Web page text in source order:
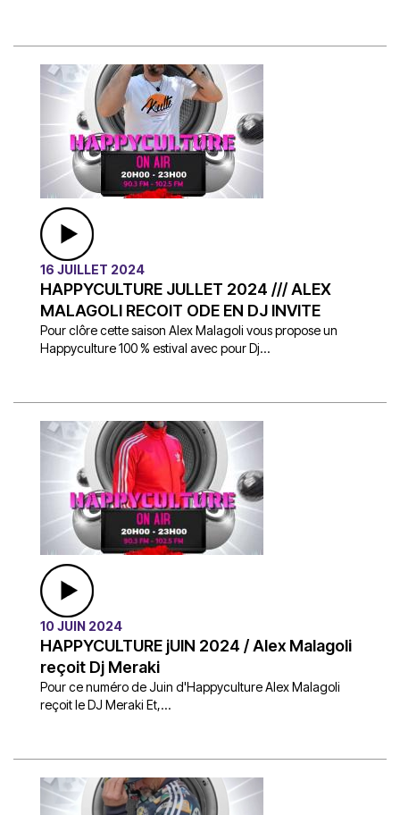
16 JUILLET 2024
HAPPYCULTURE JULLET 2024 /// ALEX
MALAGOLI RECOIT ODE EN DJ INVITE
Pour clôre cette saison Alex Malagoli vous propose un
Happyculture 100 % estival avec pour Dj...
10 JUIN 2024
HAPPYCULTURE jUIN 2024 / Alex Malagoli
reçoit Dj Meraki
Pour ce numéro de Juin d'Happyculture Alex Malagoli
reçoit le DJ Meraki Et,...